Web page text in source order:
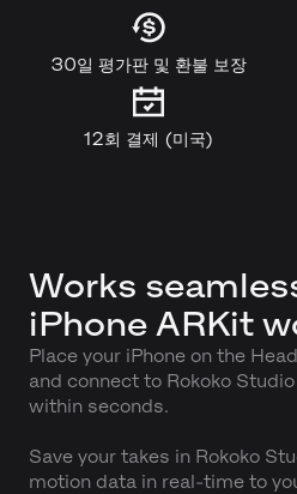
30일 평가판 및 환불 보장
12회 결제 (미국)
Works
iPhone ARKit
Place your iPhone on the
and connect to Rokoko
within seconds.
Save your takes in Rokoko
motion data in real-time to